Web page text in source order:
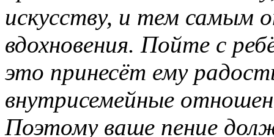
искусству, и тем самым
вдохновения. Пойте с
это принесёт ему
внутрисемейные
Поэтому ваше пение